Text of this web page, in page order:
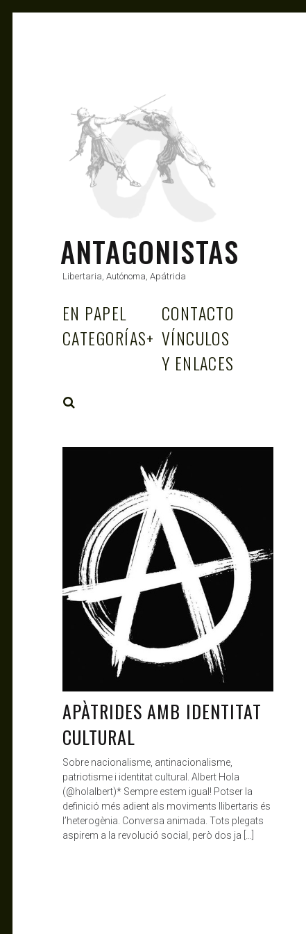
ANTAGONISTAS
Libertaria, Autónoma, Apátrida
EN PAPEL
CONTACTO
CATEGORÍAS+ VÍNCULOS
Y ENLACES
ALBERT HOLA
APÀTRIDES AMB IDENTITAT
CULTURAL
Sobre nacionalisme, antinacionalisme,
patriotisme i identitat cultural. Albert Hola
(@holalbert)* Sempre estem igual! Potser la
definició més adient als moviments llibertaris és
l’heterogènia. Conversa animada. Tots plegats
aspirem a la revolució social, però dos ja […]